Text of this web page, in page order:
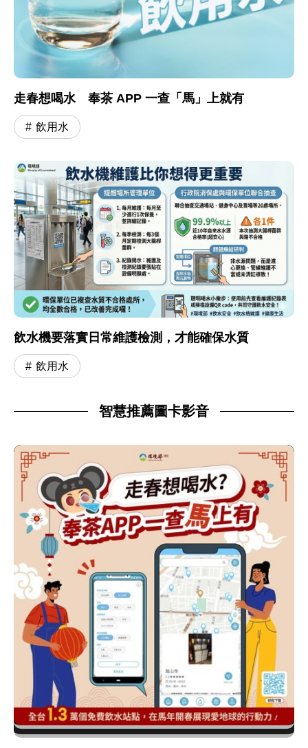
走春想喝水 奉茶 APP 一查「馬」上就有
飲用水
飲水機要落實日常維護檢測，才能確保水質
飲用水
智慧推薦圖卡影音